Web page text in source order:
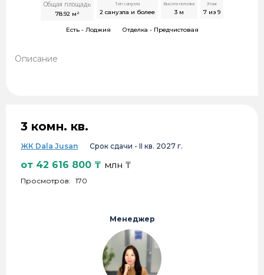
Общая площадь
78.92м²
Тип санузла
2 санузла и более
Высота потолка
3 м
Этаж
7 из 9
Есть - Лоджия Отделка - Предчистовая
Описание
3 комн. кв.
ЖК Dala Jusan Срок сдачи - II кв. 2027 г.
от 42 616 800 ₸ млн ₸
Просмотров: 170
Менеджер